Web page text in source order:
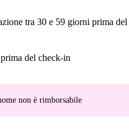
tra 30 e 59 giorni prima del
del check-in
non è rimborsabile